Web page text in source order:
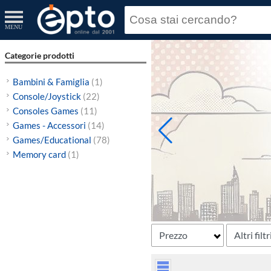
MENU
Categorie prodotti
Bambini & Famiglia (1)
Console/Joystick (22)
Consoles Games (11)
Games - Accessori (14)
Games/Educational (78)
Memory card (1)
Prezzo Altri